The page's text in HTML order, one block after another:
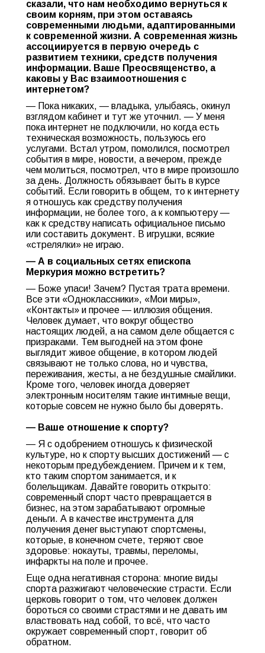
сказали, что нам необходимо вернуться к
своим корням, при этом оставаясь
современными людьми, адаптированными
к современной жизни. А современная жизнь
ассоциируется в первую очередь с
развитием техники, средств получения
информации. Ваше Преосвященство, а
каковы у Вас взаимоотношения с
интернетом?
— Пока никаких, — владыка, улыбаясь, окинул
взглядом кабинет и тут же уточнил. — У меня
пока интернет не подключили, но когда есть
техническая возможность, пользуюсь его
услугами. Встал утром, помолился, посмотрел
события в мире, новости, а вечером, прежде
чем молиться, посмотрел, что в мире произошло
за день. Должность обязывает быть в курсе
событий. Если говорить в общем, то к интернету
я отношусь как средству получения
информации, не более того, а к компьютеру —
как к средству написать официальное письмо
или составить документ. В игрушки, всякие
«стрелялки» не играю.
— А в социальных сетях епископа
Меркурия можно встретить?
— Боже упаси! Зачем? Пустая трата времени.
Все эти «Одноклассники», «Мои миры»,
«Контакты» и прочее — иллюзия общения.
Человек думает, что вокруг общество
настоящих людей, а на самом деле общается с
призраками. Тем выгодней на этом фоне
выглядит живое общение, в котором людей
связывают не только слова, но и чувства,
переживания, жесты, а не бездушные смайлики.
Кроме того, человек иногда доверяет
электронным носителям такие интимные вещи,
которые совсем не нужно было бы доверять.
— Ваше отношение к спорту?
— Я с одобрением отношусь к физической
культуре, но к спорту высших достижений — с
некоторым предубеждением. Причем и к тем,
кто таким спортом занимается, и к
болельщикам. Давайте говорить открыто:
современный спорт часто превращается в
бизнес, на этом зарабатывают огромные
деньги. А в качестве инструмента для
получения денег выступают спортсмены,
которые, в конечном счете, теряют свое
здоровье: нокауты, травмы, переломы,
инфаркты на поле и прочее.
Еще одна негативная сторона: многие виды
спорта разжигают человеческие страсти. Если
церковь говорит о том, что человек должен
бороться со своими страстями и не давать им
властвовать над собой, то всё, что часто
окружает современный спорт, говорит об
обратном.